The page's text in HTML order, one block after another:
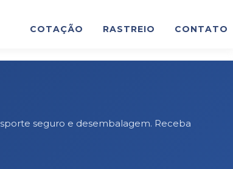
COTAÇÃO RASTREIO CONTATO
seguro e desembalagem. Receba